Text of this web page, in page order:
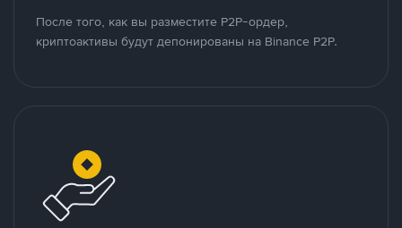
После того, как вы разместите P2P-ордер,
криптоактивы будут депонированы на Binance P2P.